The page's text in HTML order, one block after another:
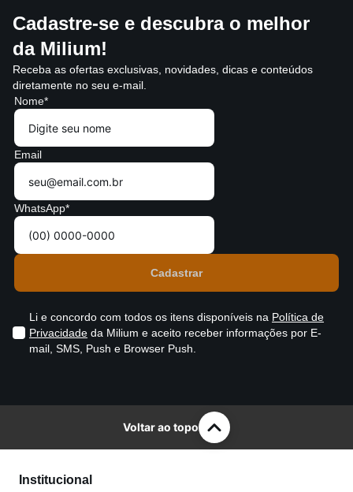
Cadastre-se e descubra o melhor
da Milium!
Receba as ofertas exclusivas, novidades, dicas e conteúdos
diretamente no seu e-mail.
Nome*
Email
WhatsApp*
Li e concordo com todos os itens disponíveis na Política de
Privacidade da Milium e aceito receber informações por E-
mail, SMS, Push e Browser Push.
Voltar ao topo
Institucional